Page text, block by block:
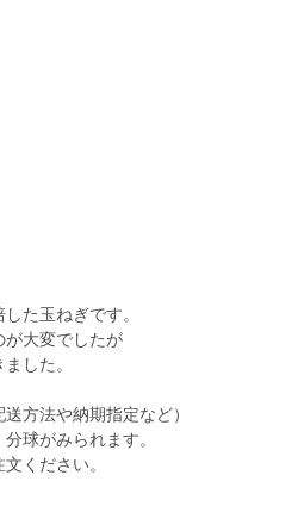
た玉ねぎです。
が大変でしたが
した。
方法や納期指定など）
球がみられます。
ください。